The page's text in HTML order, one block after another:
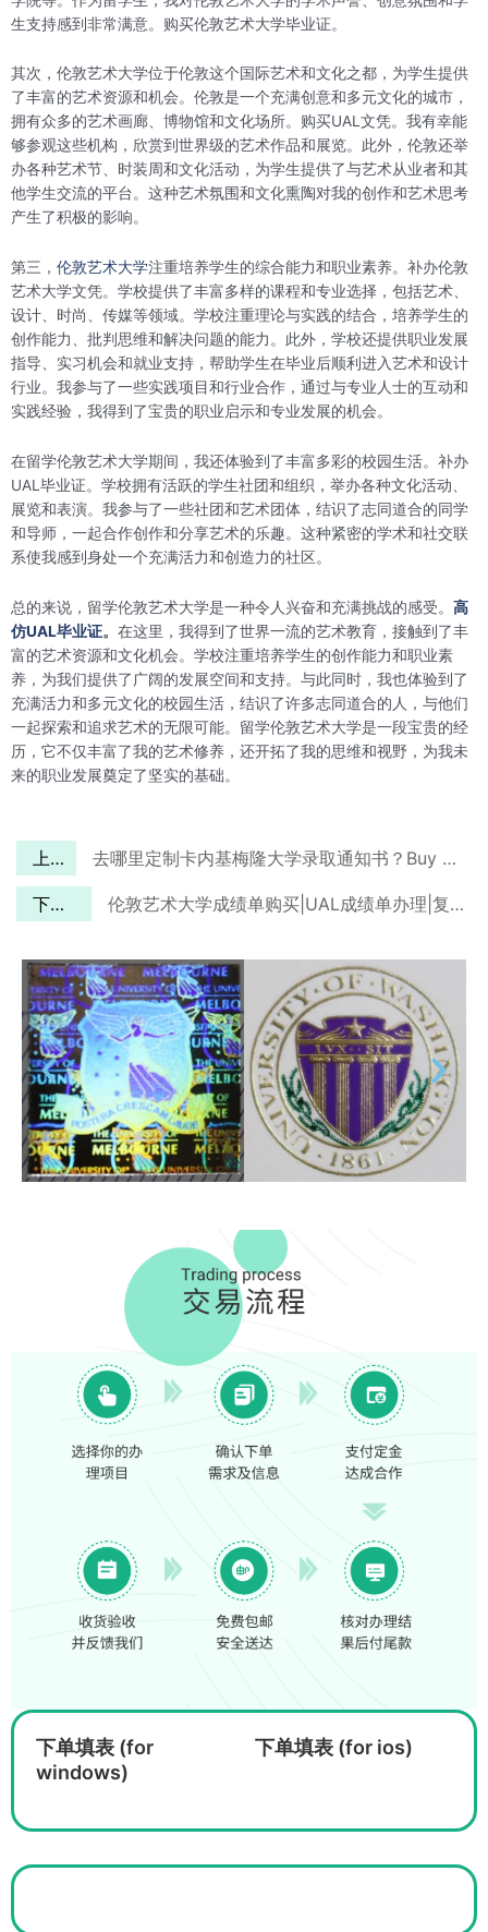
生支持感到非常满意。购买伦敦艺术大学毕业证。
其次，伦敦艺术大学位于伦敦这个国际艺术和文化之都，为学生提供
了丰富的艺术资源和机会。伦敦是一个充满创意和多元文化的城市，
拥有众多的艺术画廊、博物馆和文化场所。购买UAL文凭。我有幸能
够参观这些机构，欣赏到世界级的艺术作品和展览。此外，伦敦还举
办各种艺术节、时装周和文化活动，为学生提供了与艺术从业者和其
他学生交流的平台。这种艺术氛围和文化熏陶对我的创作和艺术思考
产生了积极的影响。
第三， 伦敦艺术大学注重培养学生的综合能力和职业素养。补办伦敦
艺术大学文凭。学校提供了丰富多样的课程和专业选择，包括艺术、
设计、时尚、传媒等领域。学校注重理论与实践的结合，培养学生的
创作能力、批判思维和解决问题的能力。此外，学校还提供职业发展
指导、实习机会和就业支持，帮助学生在毕业后顺利进入艺术和设计
行业。我参与了一些实践项目和行业合作，通过与专业人士的互动和
实践经验，我得到了宝贵的职业启示和专业发展的机会。
在留学伦敦艺术大学期间，我还体验到了丰富多彩的校园生活。补办
UAL毕业证。学校拥有活跃的学生社团和组织，举办各种文化活动、
展览和表演。我参与了一些社团和艺术团体，结识了志同道合的同学
和导师，一起合作创作和分享艺术的乐趣。这种紧密的学术和社交联
系使我感到身处一个充满活力和创造力的社区。
总的来说，留学伦敦艺术大学是一种令人兴奋和充满挑战的感受。 高
仿UAL毕业证。 在这里，我得到了世界一流的艺术教育，接触到了丰
富的艺术资源和文化机会。学校注重培养学生的创作能力和职业素
养，为我们提供了广阔的发展空间和支持。与此同时，我也体验到了
充满活力和多元文化的校园生活，结识了许多志同道合的人，与他们
一起探索和追求艺术的无限可能。留学伦敦艺术大学是一段宝贵的经
历，它不仅丰富了我的艺术修养，还开拓了我的思维和视野，为我未
来的职业发展奠定了坚实的基础。
上一篇 去哪里定制卡内基梅隆大学录取通知书？Buy a Carnegie Mellon University‘s Offer Online.
下一篇 伦敦艺术大学成绩单购买|UAL成绩单办理|复刻UAL成绩单
下单填表 (for
windows)
下单填表 (for ios)